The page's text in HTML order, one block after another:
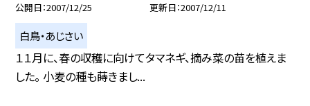
公開日 2007/12/25 更新日 2007/12/11
白鳥・あじさい
１１月に、春の収穫に向けてタマネギ、摘み菜の苗を植えま
した。 小麦の種も蒔きまし...